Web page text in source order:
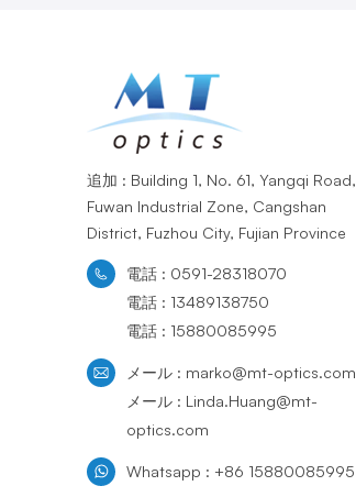
追加 : Building 1, No. 61, Yangqi Road,
Fuwan Industrial Zone, Cangshan
District, Fuzhou City, Fujian Province
電話 : 0591-28318070
電話 : 13489138750
電話 : 15880085995
メール : marko@mt-optics.com
メール : Linda.Huang@mt-
optics.com
Whatsapp : +86 15880085995